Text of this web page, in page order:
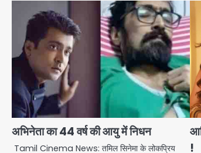
अभिनेता का 44 वर्ष की आयु में निधन
Tamil Cinema News: तमिल सिनेमा के लोकप्रिय
!